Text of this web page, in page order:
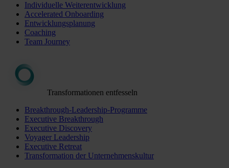
Individuelle Weiterentwicklung
Accelerated Onboarding
Entwicklungsplanung
Coaching
Team Journey
Transformationen entfesseln
Breakthrough-Leadership-Programme
Executive Breakthrough
Executive Discovery
Voyager Leadership
Executive Retreat
Transformation der Unternehmenskultur